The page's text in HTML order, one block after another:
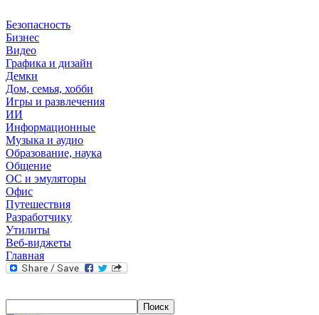
Безопасность
Бизнес
Видео
Графика и дизайн
Демки
Дом, семья, хобби
Игры и развлечения
ИИ
Информационные
Музыка и аудио
Образование, наука
Общение
ОС и эмуляторы
Офис
Путешествия
Разработчику
Утилиты
Веб-виджеты
Главная